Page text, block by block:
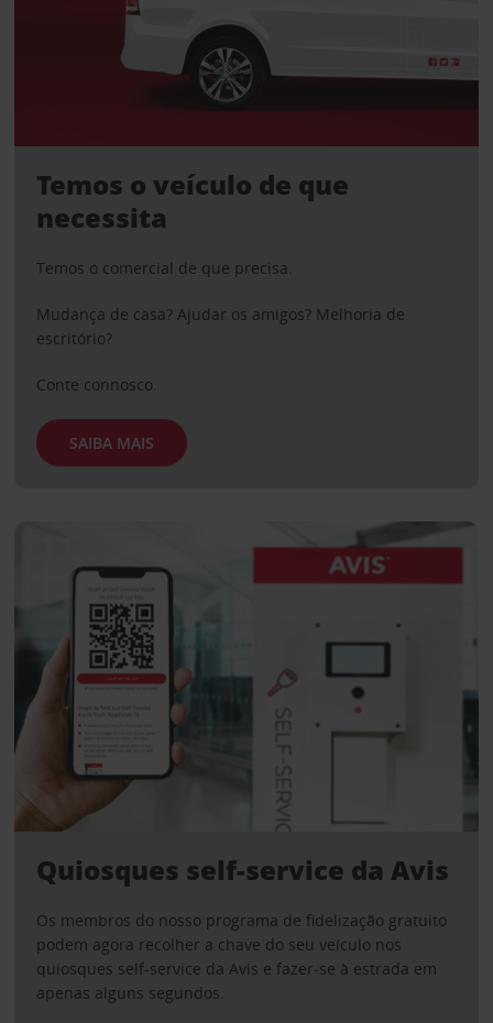
Temos o veículo de que
necessita
Temos o comercial de que precisa.
Mudança de casa? Ajudar os amigos? Melhoria de
escritório?
Conte connosco.
SAIBA MAIS
Quiosques self-service da Avis
Os membros do nosso programa de fidelização gratuito
podem agora recolher a chave do seu veículo nos
quiosques self-service da Avis e fazer-se à estrada em
apenas alguns segundos.